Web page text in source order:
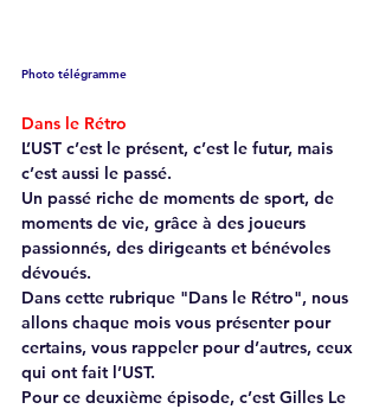
Photo télégramme
Dans le Rétro
L’UST c’est le présent, c’est le futur, mais
c’est aussi le passé.
Un passé riche de moments de sport, de
moments de vie, grâce à des joueurs
passionnés, des dirigeants et bénévoles
dévoués.
Dans cette rubrique "Dans le Rétro", nous
allons chaque mois vous présenter pour
certains, vous rappeler pour d’autres, ceux
qui ont fait l’UST.
Pour ce deuxième épisode, c’est Gilles Le